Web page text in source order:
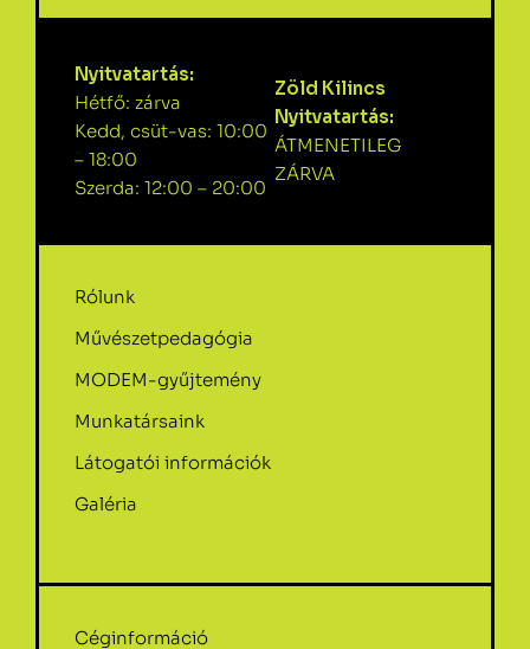
Nyitvatartás:
Hétfő: zárva
Kedd, csüt-vas: 10:00
– 18:00
Szerda: 12:00 – 20:00
Zöld Kilincs
Nyitvatartás:
ÁTMENETILEG
ZÁRVA
Rólunk
Művészetpedagógia
MODEM-gyűjtemény
Munkatársaink
Látogatói információk
Galéria
Céginformáció